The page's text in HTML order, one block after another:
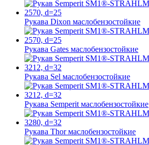
Рукава Dixon маслобензостойкие
Рукава Gates маслобензостойкие
Рукава Sel маслобензостойкие
Рукава Semperit маслобензостойкие
Рукава Thorмаслобензостойкие